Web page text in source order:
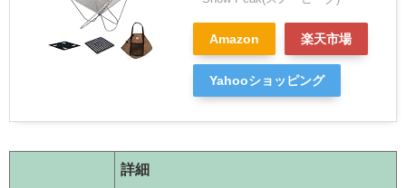
Amazon 楽天市場
Yahooショッピング
詳細